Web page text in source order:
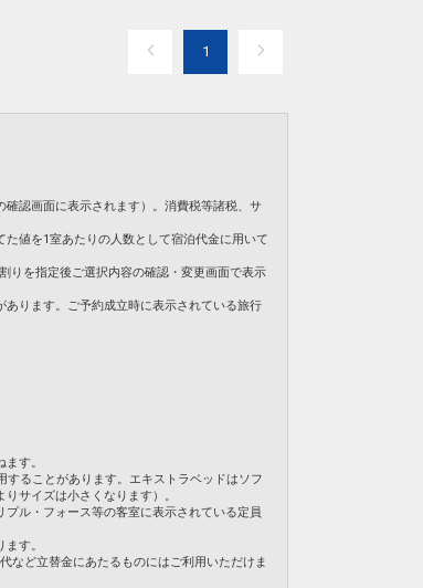
1
認画面に表示されます）。消費税等諸税、サ
値を1室あたりの人数として宿泊代金に用いて
りを指定後ご選択内容の確認・変更画面で表示
あります。ご予約成立時に表示されている旅行
す。
することがあります。エキストラベッドはソフ
サイズは小さくなります）。
ル・フォース等の客室に表示されている定員
す。
など立替金にあたるものにはご利用いただけま